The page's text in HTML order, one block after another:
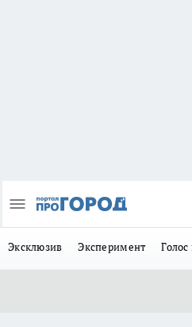
Эксклюзив Эксперимент Голос